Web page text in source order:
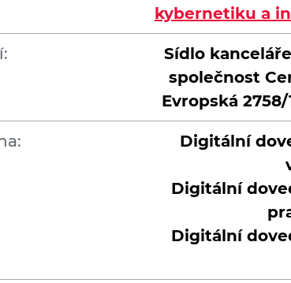
kybernetiku a
Sídlo
společnost
Evropská 2758/
Digitální
Digitální
Digitální